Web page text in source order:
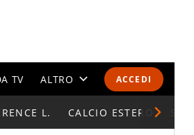
ACCEDI
TV ALTRO
CALENDARI E CLASSIFICHE
L. CALCIO ESTERO